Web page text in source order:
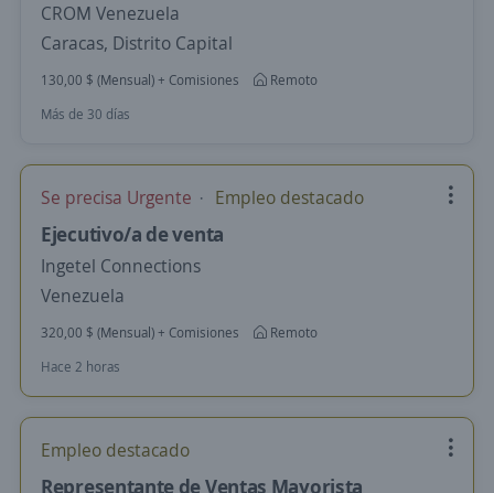
CROM Venezuela
Caracas, Distrito Capital
130,00 $ (Mensual) + Comisiones
Remoto
Más de 30 días
Se precisa Urgente Empleo destacado
Ejecutivo/a de venta
Ingetel Connections
Venezuela
320,00 $ (Mensual) + Comisiones
Remoto
Hace 2 horas
Empleo destacado
Representante de Ventas Mayorista